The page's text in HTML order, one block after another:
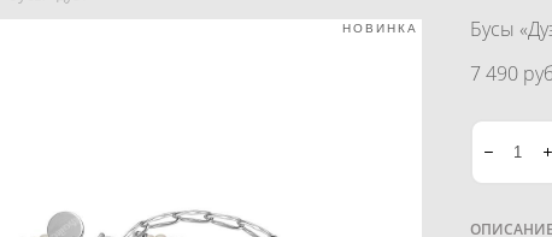
НОВИНКА
Бусы
7 490
ОПИСАНИЕ